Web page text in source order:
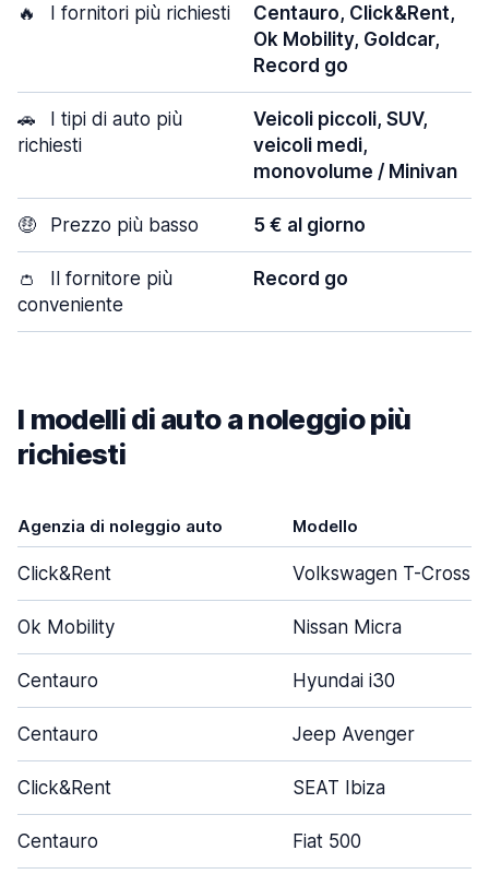
🔥 I fornitori più richiesti
Centauro, Click&Rent,
Ok Mobility, Goldcar,
Record go
🚗
I tipi di auto più
richiesti
Veicoli piccoli, SUV,
veicoli medi,
monovolume / Minivan
🤑 Prezzo più basso 5 € al giorno
👛
Il fornitore più
conveniente
Record go
I modelli di auto a noleggio più
richiesti
Agenzia di noleggio auto Modello
Click&Rent Volkswagen T-Cross
Ok Mobility Nissan Micra
Centauro Hyundai i30
Centauro Jeep Avenger
Click&Rent SEAT Ibiza
Centauro Fiat 500